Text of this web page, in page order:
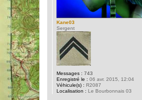
Kane03
Sergent
Messages : 743
Enregistré le : 06 avr. 2015, 12:04
Véhicule(s) : R2087
Localisation : Le Bourbonnais 03